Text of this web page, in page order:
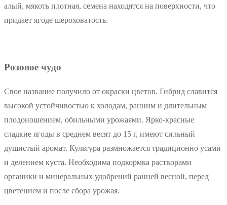
алый, мякоть плотная, семена находятся на поверхности, что
придает ягоде шероховатость.
Розовое чудо
Свое название получило от окраски цветов. Гибрид славится
высокой устойчивостью к холодам, ранним и длительным
плодоношением, обильными урожаями. Ярко-красные
сладкие ягоды в среднем весят до 15 г, имеют сильный
душистый аромат. Культура размножается традиционно усами
и делением куста. Необходима подкормка растворами
органики и минеральных удобрений ранней весной, перед
цветением и после сбора урожая.